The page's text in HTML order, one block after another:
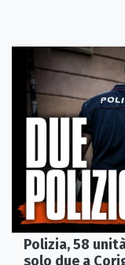
Polizia, 58
solo due a